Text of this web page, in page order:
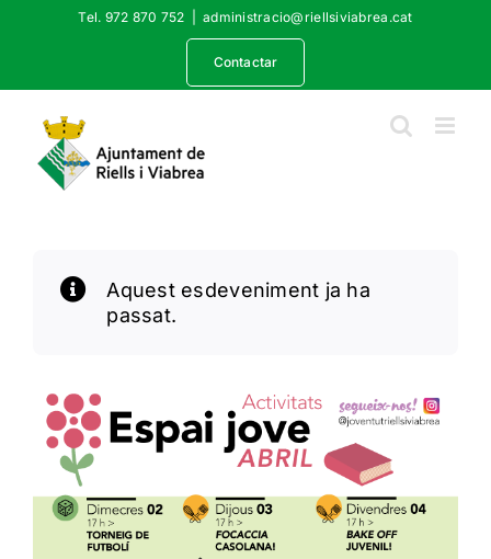
Tel. 972 870 752 administracio@riellsiviabrea.cat
Contactar
Aquest esdeveniment ja ha
passat.